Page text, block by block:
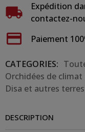
Expédition
contactez-
Paiement
CATEGORIES:
Orchidées de climat
Disa et autres
DESCRIPTION